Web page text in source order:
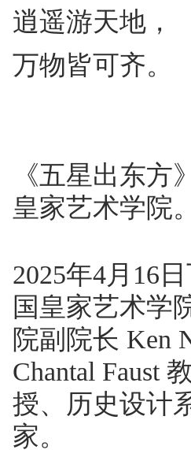
逍遥游天地，
万物皆可齐。
《五星出东
皇家艺术学院
2025年4月16
国皇家艺术学
院副院长 Ken
Chantal Faust
授、历史设计
家。